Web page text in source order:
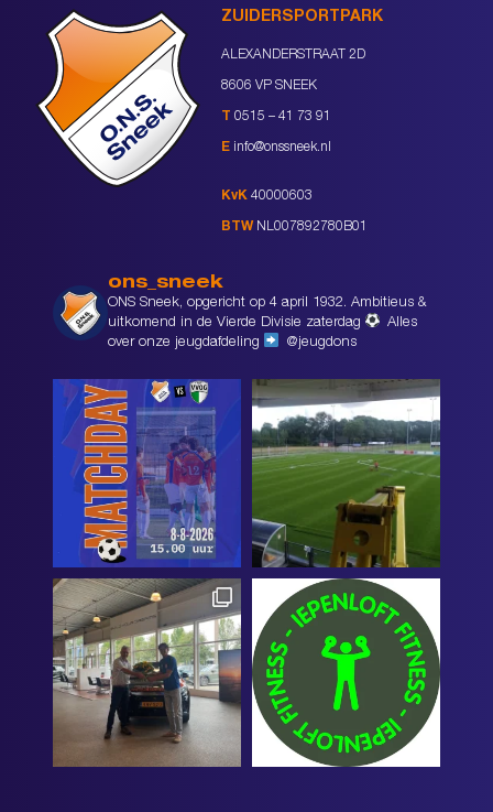
ZUIDERSPORTPARK
ALEXANDERSTRAAT 2D
8606 VP SNEEK
T 0515 – 41 73 91
E info@onssneek.nl
KvK 40000603
BTW NL007892780B01
ons_sneek
ONS Sneek, opgericht op 4 april 1932. Ambitieus &
uitkomend in de Vierde Divisie zaterdag
Alles
over onze jeugdafdeling
@jeugdons